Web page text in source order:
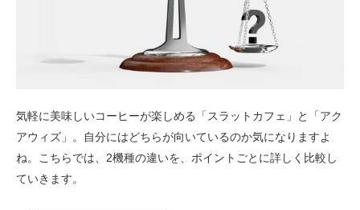
気軽に美味しいコーヒーが楽しめる「スラットカフェ」と「アク
アウィズ」。自分にはどちらが向いているのか気になりますよ
ね。こちらでは、2機種の違いを、ポイントごとに詳しく比較し
ていきます。